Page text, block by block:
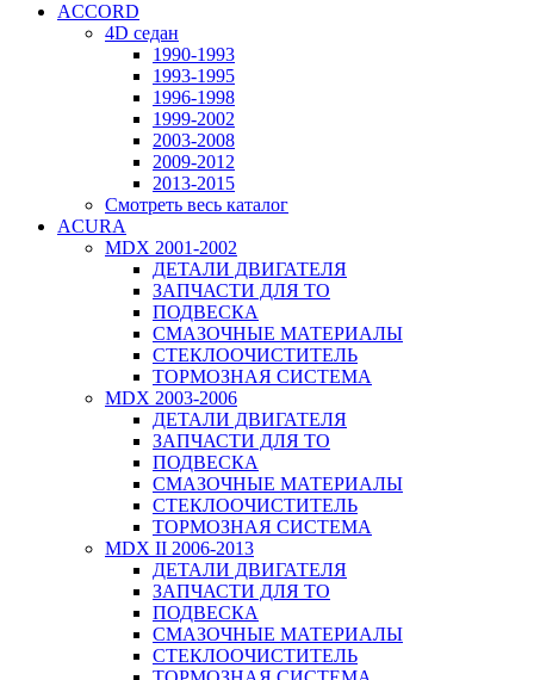
ACCORD
4D седан
1990-1993
1993-1995
1996-1998
1999-2002
2003-2008
2009-2012
2013-2015
Смотреть весь каталог
ACURA
MDX 2001-2002
ДЕТАЛИ ДВИГАТЕЛЯ
ЗАПЧАСТИ ДЛЯ ТО
ПОДВЕСКА
СМАЗОЧНЫЕ МАТЕРИАЛЫ
СТЕКЛООЧИСТИТЕЛЬ
ТОРМОЗНАЯ СИСТЕМА
MDX 2003-2006
ДЕТАЛИ ДВИГАТЕЛЯ
ЗАПЧАСТИ ДЛЯ ТО
ПОДВЕСКА
СМАЗОЧНЫЕ МАТЕРИАЛЫ
СТЕКЛООЧИСТИТЕЛЬ
ТОРМОЗНАЯ СИСТЕМА
MDX II 2006-2013
ДЕТАЛИ ДВИГАТЕЛЯ
ЗАПЧАСТИ ДЛЯ ТО
ПОДВЕСКА
СМАЗОЧНЫЕ МАТЕРИАЛЫ
СТЕКЛООЧИСТИТЕЛЬ